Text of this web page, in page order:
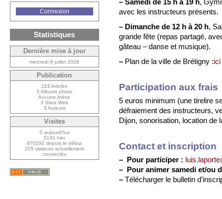
– Samedi de 15 h à 19 h,
avec les instructeurs présents.
– Dimanche de 12 h à 20 h,
grande fête (repas partagé,
gâteau – danse et musique).
– Plan de la ville de Brétigny :ici
Participation aux frais
5 euros minimum (une tirelire
défraiement des instructeurs,
Dijon, sonorisation, location de
Contact et inscription
– Pour participer :
– Pour animer samedi et/ou
– Télécharger le bulletin
Connexion
Statistiques
Dernière mise à jour
mercredi 8 juillet 2026
Publication
163 Articles
5 Albums photo
Aucune brève
3 Sites Web
3 Auteurs
Visites
0 aujourd’hui
5191 hier
970292 depuis le début
205 visiteurs actuellement
connectés